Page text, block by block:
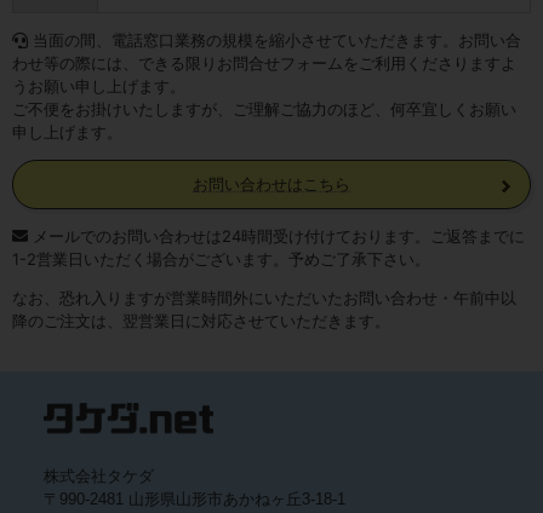
当面の間、電話窓口業務の規模を縮小させていただきます。お問い合
わせ等の際には、できる限りお問合せフォームをご利用くださりますよ
うお願い申し上げます。
ご不便をお掛けいたしますが、ご理解ご協力のほど、何卒宜しくお願い
申し上げます。
お問い合わせはこちら
メールでのお問い合わせは24時間受け付けております。ご返答までに
1-2営業日いただく場合がございます。予めご了承下さい。
なお、恐れ入りますが営業時間外にいただいたお問い合わせ・午前中以
降のご注文は、翌営業日に対応させていただきます。
株式会社タケダ
〒990-2481 山形県山形市あかねヶ丘3-18-1